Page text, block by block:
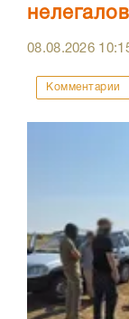
нелегалов
08.08.2026
Комментарии